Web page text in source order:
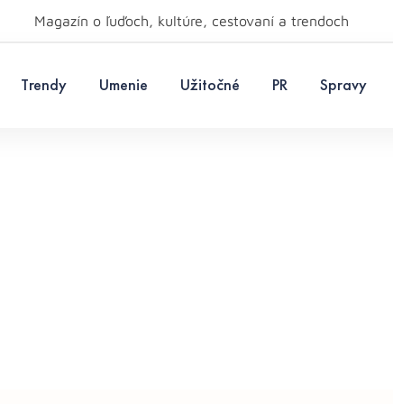
Magazín o ľuďoch, kultúre, cestovaní a trendoch
Trendy Umenie Užitočné PR Spravy